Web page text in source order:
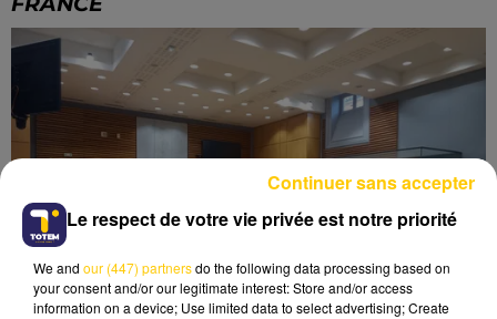
Le respect de votre vie privée est notre priorité
We and our (447) partnersdo the following data processing based on
your consent and/or our legitimate interest: Store and/or access
information on a device; Use limited data to select advertising; Create
Continuer sans accepter